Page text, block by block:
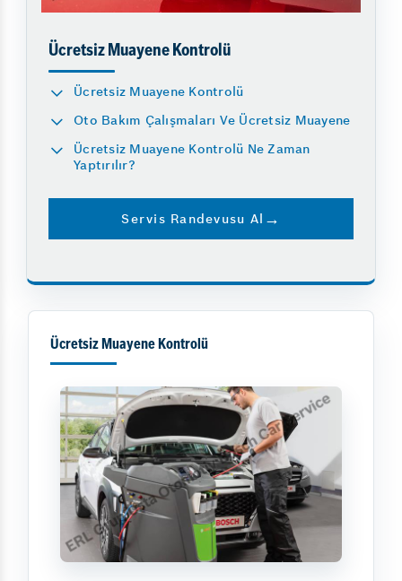
Ücretsiz Muayene Kontrolü
Ücretsiz Muayene Kontrolü
Oto Bakım Çalışmaları Ve Ücretsiz Muayene
Ücretsiz Muayene Kontrolü Ne Zaman
Yaptırılır?
Servis Randevusu Al
Ücretsiz Muayene Kontrolü